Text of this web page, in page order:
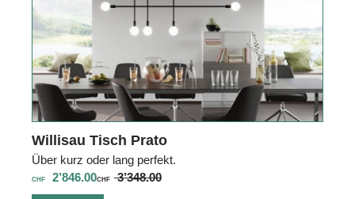
Willisau Tisch Prato
Über kurz oder lang perfekt.
CHF 2’846.00CHF 3’348.00